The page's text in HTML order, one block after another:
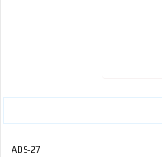
ADS-27